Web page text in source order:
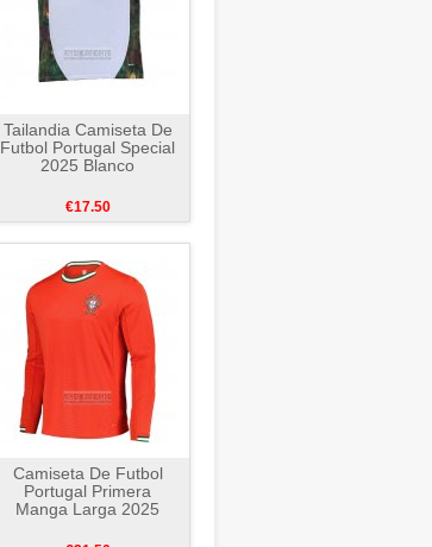
Tailandia Camiseta De
Futbol Portugal Special
2025 Blanco
€17.50
Camiseta De Futbol
Portugal Primera
Manga Larga 2025